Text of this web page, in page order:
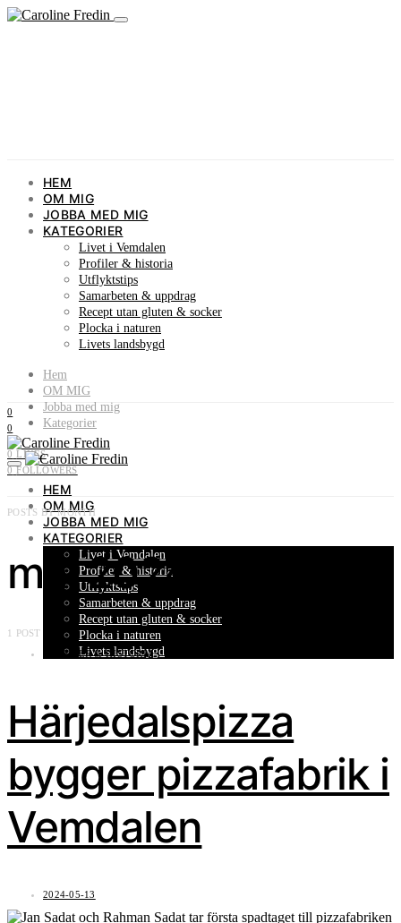
HEM
OM MIG
JOBBA MED MIG
KATEGORIER
Livet i Vemdalen
Profiler & historia
Utflyktstips
Samarbeten & uppdrag
Recept utan gluten & socker
Plocka i naturen
Livets landsbygd
Hem
OM MIG
Jobba med mig
Kategorier
0 LIKES
0 FOLLOWERS
0
0
HEM
OM MIG
JOBBA MED MIG
KATEGORIER
Livet i Vemdalen
Profiler & historia
Utflyktstips
Samarbeten & uppdrag
Recept utan gluten & socker
Plocka i naturen
Livets landsbygd
POSTS BY MONTH
maj 2024
1 POST
PROFILER & HISTORIA
Härjedalspizza
bygger pizzafabrik i
Vemdalen
2024-05-13